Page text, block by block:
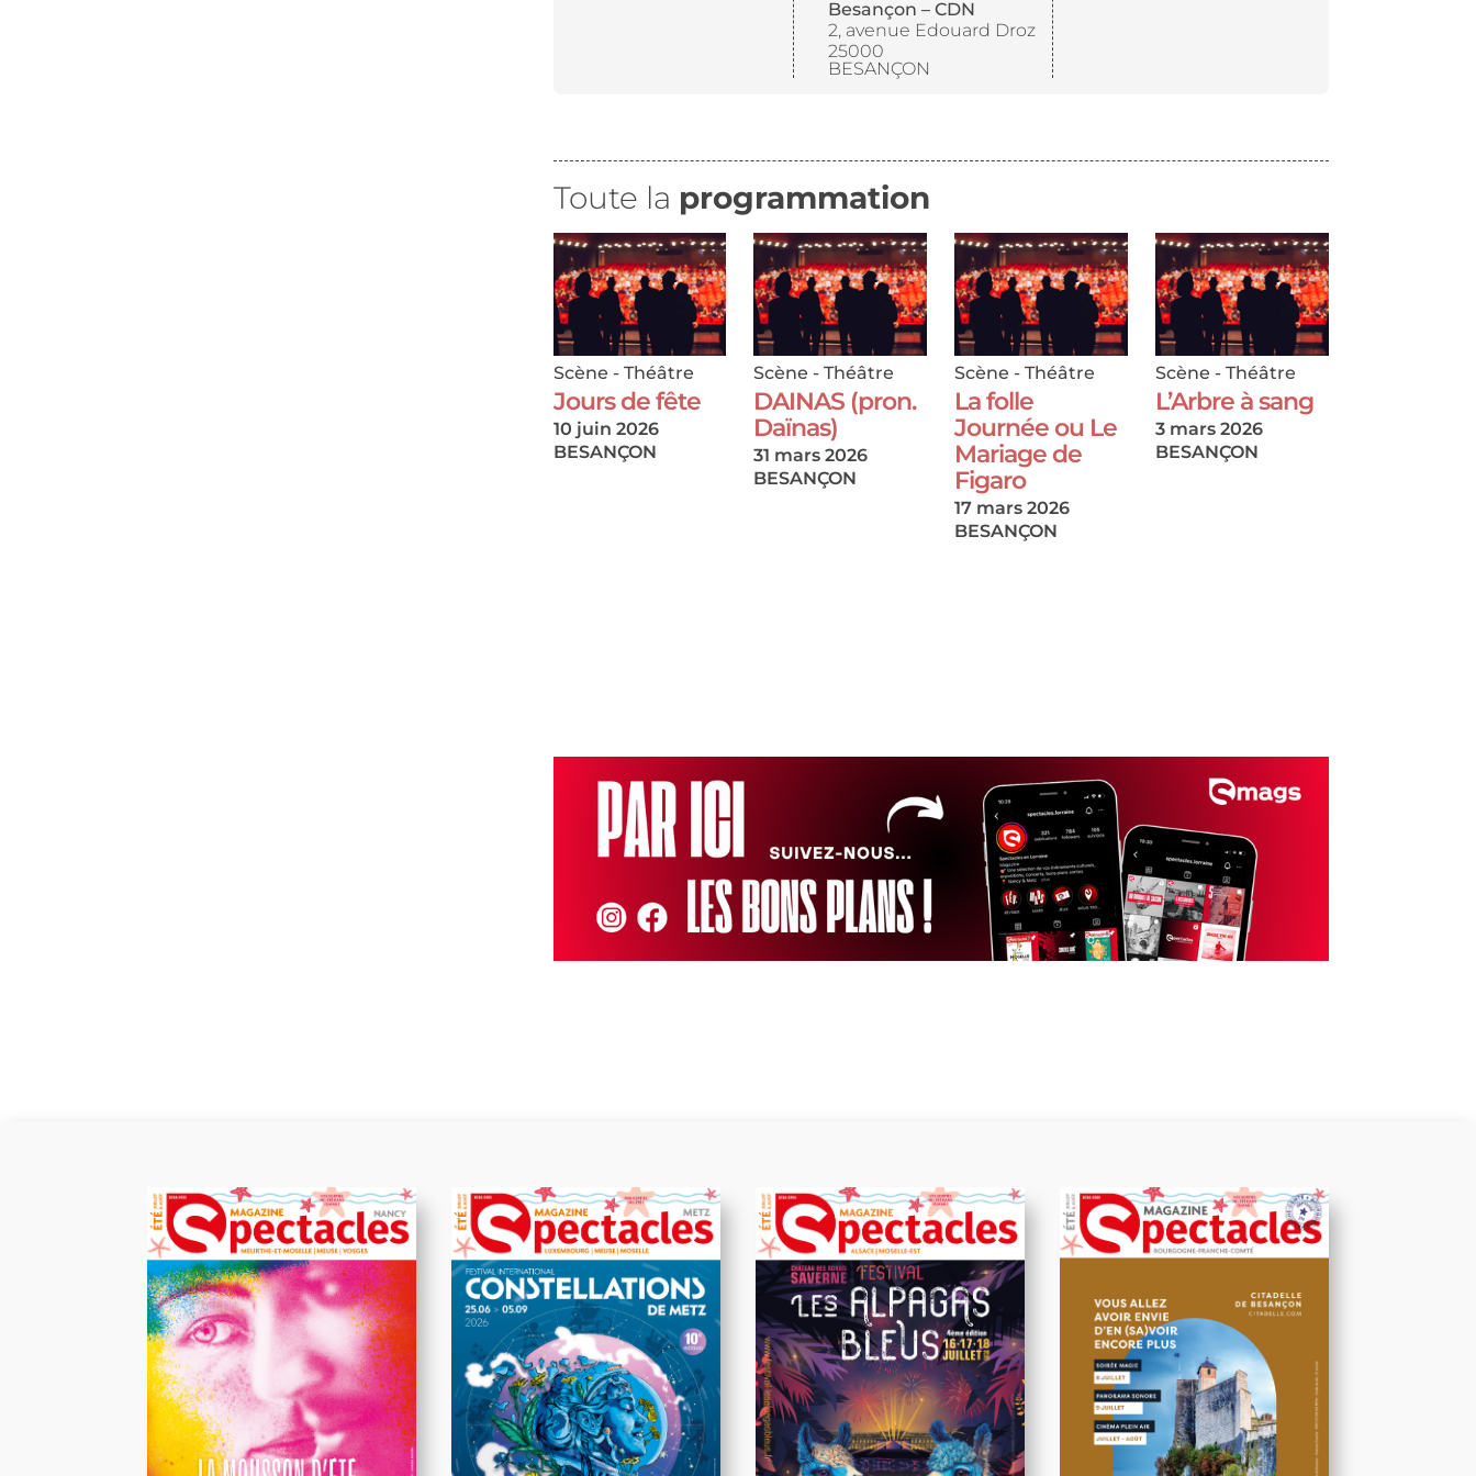
Besançon – CDN
2, avenue Edouard Droz
25000
BESANÇON
Toute la programmation
Scène - Théâtre
Jours de fête
10 juin 2026
BESANÇON
Scène -Théâtre
DAINAS (pron.
Daïnas)
31 mars 2026
BESANÇON
Scène -Théâtre
La folle
Journée ou Le
Mariage de
Figaro
17 mars 2026
BESANÇON
Scène - Théâtre
L’Arbre à sang
3 mars 2026
BESANÇON